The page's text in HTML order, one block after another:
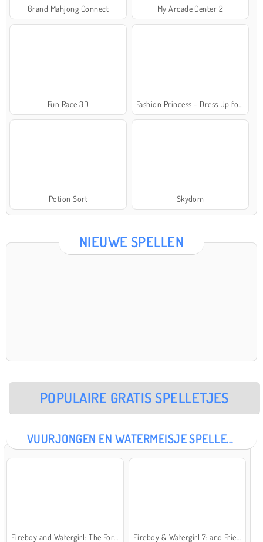
Grand Mahjong Connect My Arcade Center 2
Fun Race 3D
Potion Sort Skydom
NIEUWE SPELLEN
POPULAIRE GRATIS SPELLETJES
VUURJONGEN EN WATERMEISJE SPELLETJES